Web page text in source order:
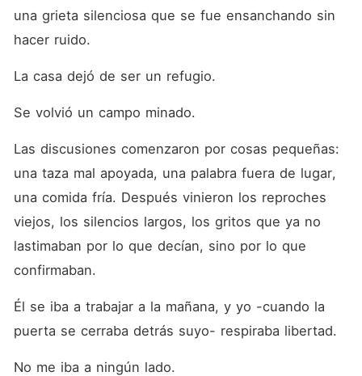
cuerpo, sino que obliga a
una grieta silenciosa que se fue ensanchando sin
hacer ruido.
La casa dejó de ser un refugio.
Se volvió un campo minado.
Las discusiones comenzaron por cosas pequeñas:
una taza mal apoyada, una palabra fuera de lugar,
una comida fría. Después vinieron los reproches
viejos, los silencios largos, los gritos que ya no
lastimaban por lo que decían, sino por lo que
confirmaban.
Él se iba a trabajar a la mañana, y yo -cuando la
puerta se cerraba detrás suyo- respiraba libertad.
No me iba a ningún lado.